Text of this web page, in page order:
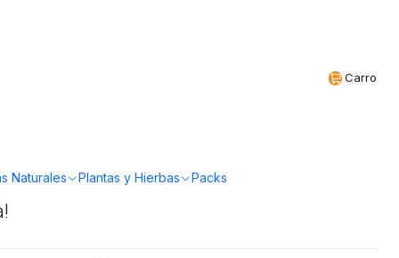
Carro
Naturales Plantas y Hierbas Packs